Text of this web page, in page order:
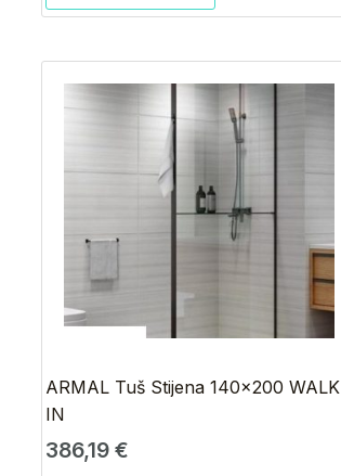
ARMAL Tuš Stijena 140×200 WALK
IN
386,19€